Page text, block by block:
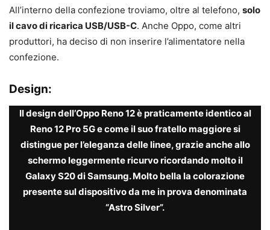
All’interno della confezione troviamo, oltre al telefono, solo
il cavo di ricarica USB/USB-C. Anche Oppo, come altri
produttori, ha deciso di non inserire l’alimentatore nella
confezione.
Design:
Il design dell’Oppo Reno 12 è praticamente identico al
Reno 12 Pro 5G e come il suo fratello maggiore si
distingue per l’eleganza delle linee, grazie anche allo
schermo leggermente ricurvoricordando molto il
Galaxy S20 di Samsung. Molto bella la colorazione
presente sul dispositivo da me in prova denominata
“Astro Silver”.